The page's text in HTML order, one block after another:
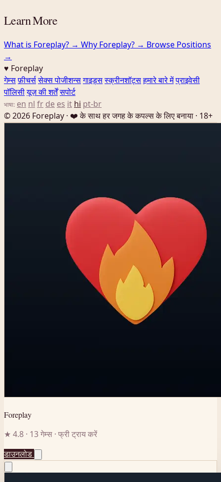
Learn More
What is Foreplay? → Why Foreplay? → Browse Positions
→
♥ Foreplay
गेम्सफ़ीचर्ससेक्स पोजीशन्सगाइड्सस्क्रीनशॉट्सहमारे बारे मेंप्राइवेसी
पॉलिसीयूज़ की शर्तेंसपोर्ट
भाषा: en nl fr de es it hi pt-br
© 2026 Foreplay · ❤️ के साथ हर जगह के कपल्स के लिए बनाया · 18+
Foreplay
★ 4.8 · 13 गेम्स · फ्री ट्राय करें
डाउनलोड